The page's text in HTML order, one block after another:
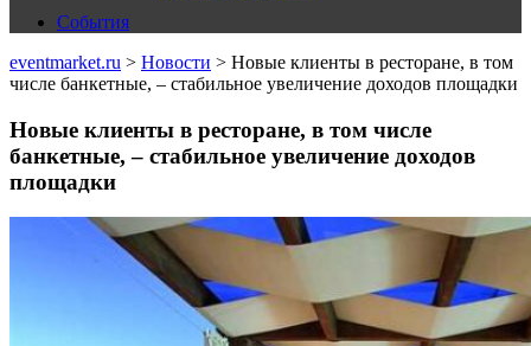
События
eventmarket.ru > Новости > Новые клиенты в ресторане, в том
числе банкетные, – стабильное увеличение доходов площадки
Новые клиенты в ресторане, в том числе
банкетные, – стабильное увеличение доходов
площадки